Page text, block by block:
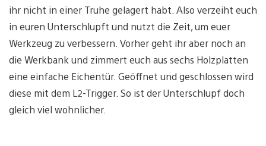
ihr nicht in einer Truhe gelagert habt. Also verzeiht euch
in euren Unterschlupft und nutzt die Zeit, um euer
Werkzeug zu verbessern. Vorher geht ihr aber noch an
die Werkbank und zimmert euch aus sechs Holzplatten
eine einfache Eichentür. Geöffnet und geschlossen wird
diese mit dem L2-Trigger. So ist der Unterschlupf doch
gleich viel wohnlicher.